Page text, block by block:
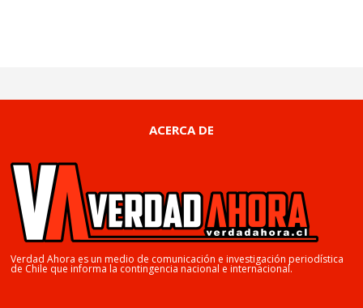
ACERCA DE
Verdad Ahora es un medio de comunicación e investigación periodística
de Chile que informa la contingencia nacional e internacional.